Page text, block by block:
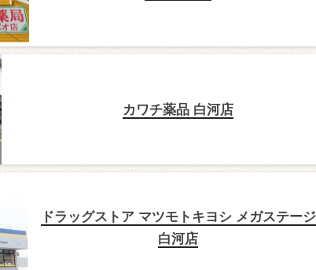
カワチ薬品 白河店
ドラッグストア マツモトキヨシ メガステージ
白河店